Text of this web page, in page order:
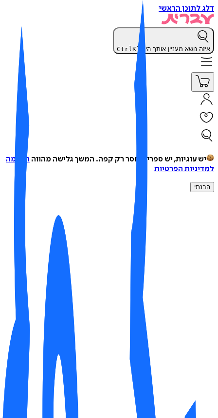
לתוכן הראשי
נושא מעניין אותך היום? Ctrl K
יש עוגיות, יש ספרים, חסר רק קפה.המשך גלישה מהווההסכמה
הפרטיות